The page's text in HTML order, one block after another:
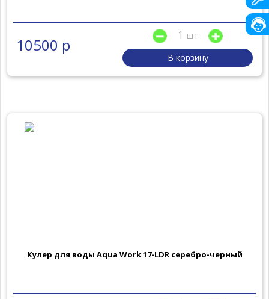
10500 р
шт.
В корзину
Кулер для воды Aqua Work 17-LDR серебро-черный